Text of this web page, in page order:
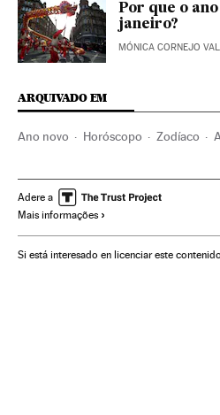
Por que o
janeiro?
MÓNICA CORNEJO
ARQUIVADO EM
Ano novo Horóscopo Zodíaco
Adere a
Mais informações
Si está interesado en licenciar este